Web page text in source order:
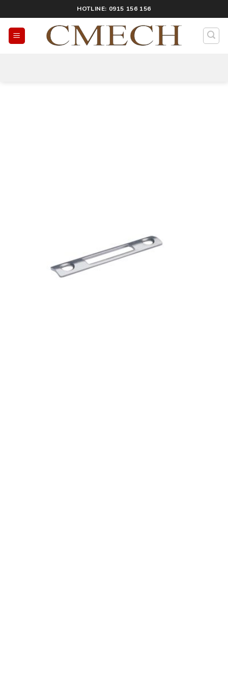
HOTLINE: 0915 156 156